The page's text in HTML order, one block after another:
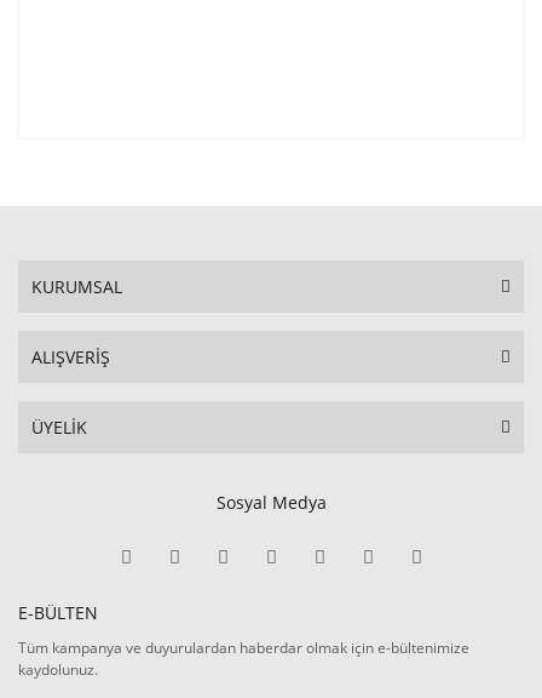
KURUMSAL
ALIŞVERİŞ
ÜYELİK
Sosyal Medya
E-BÜLTEN
Tüm kampanya ve duyurulardan haberdar olmak için e-bültenimize
kaydolunuz.